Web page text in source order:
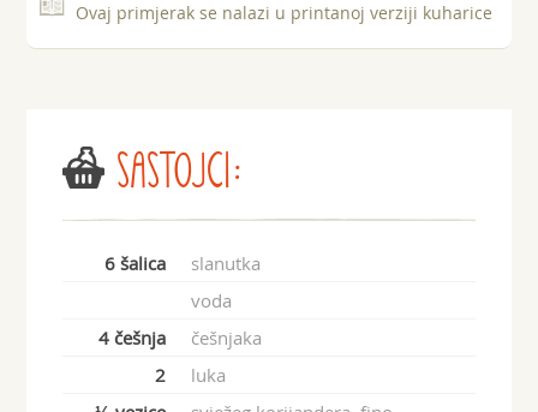
Ovaj primjerak se nalazi u printanoj verziji kuharice
SASTOJCI:
6 šalica
slanutka
voda
4 češnja
češnjaka
2
luka